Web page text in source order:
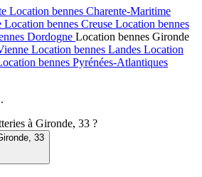
Location bennes Charente-Maritime
Location bennes Creuse Location bennes
Dordogne Location bennes Gironde
Location bennes Landes Location
bennes Pyrénées-Atlantiques
à Gironde, 33 ?
33